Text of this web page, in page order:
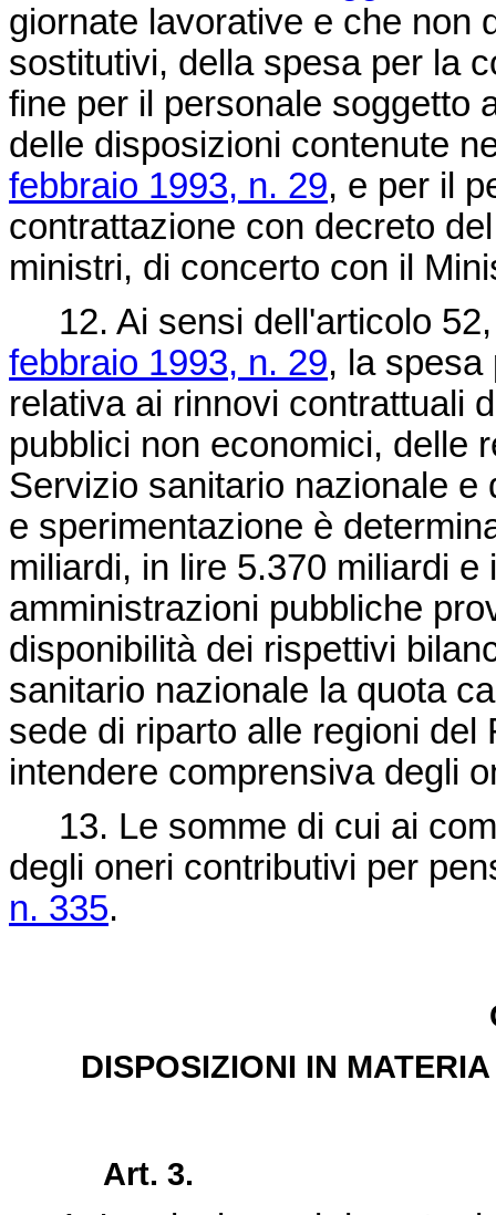
giornate lavorative e che non
sostitutivi, della spesa per la
fine per il personale soggetto
delle disposizioni contenute
febbraio 1993, n. 29, e per il
contrattazione con decreto
ministri, di concerto con il
12. Ai sensi dell'articolo
febbraio 1993, n. 29, la spesa
relativa ai rinnovi contrattuali
pubblici non economici, delle
Servizio sanitario nazionale
e sperimentazione è
miliardi, in lire 5.370 miliardi
amministrazioni pubbliche
disponibilità dei rispettivi
sanitario nazionale la quota
sede di riparto alle regioni
intendere comprensiva degli
13. Le somme di cui ai
degli oneri contributivi per
n. 335.
DISPOSIZIONI IN
Art. 3.